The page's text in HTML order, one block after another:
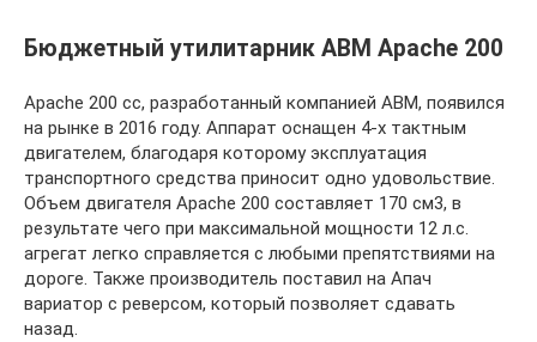
Бюджетный утилитарник ABM Apache 200
Apache 200 cc, разработанный компанией АВМ, появился
на рынке в 2016 году. Аппарат оснащен 4-х тактным
двигателем, благодаря которому эксплуатация
транспортного средства приносит одно удовольствие.
Объем двигателя Apache 200 составляет 170 см3, в
результате чего при максимальной мощности 12 л.с.
агрегат легко справляется с любыми препятствиями на
дороге. Также производитель поставил на Апач
вариатор с реверсом, который позволяет сдавать
назад.